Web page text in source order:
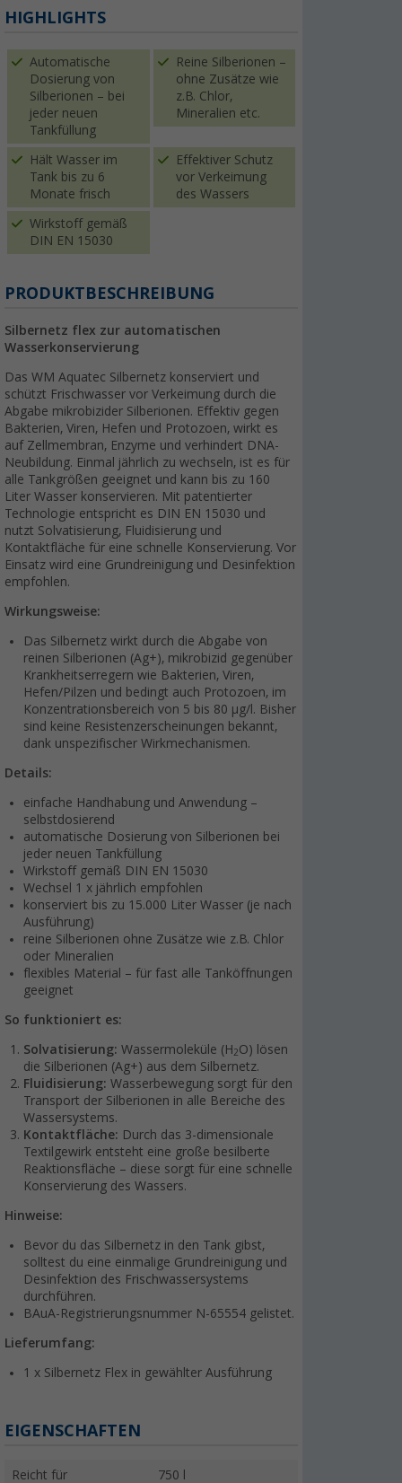
HIGHLIGHTS
Automatische
Dosierung von
Silberionen – bei
jeder neuen
Tankfüllung
Reine Silberionen –
ohne Zusätze wie
z.B. Chlor,
Mineralien etc.
Hält Wasser im
Tank bis zu 6
Monate frisch
Effektiver Schutz
vor Verkeimung
des Wassers
Wirkstoff gemäß
DIN EN 15030
PRODUKTBESCHREIBUNG
Silbernetz flex zur automatischen
Wasserkonservierung
Das WM Aquatec Silbernetz konserviert und
schützt Frischwasser vor Verkeimung durch die
Abgabe mikrobizider Silberionen. Effektiv gegen
Bakterien, Viren, Hefen und Protozoen, wirkt es
auf Zellmembran, Enzyme und verhindert DNA-
Neubildung. Einmal jährlich zu wechseln, ist es für
alle Tankgrößen geeignet und kann bis zu 160
Liter Wasser konservieren. Mit patentierter
Technologie entspricht es DIN EN 15030 und
nutzt Solvatisierung, Fluidisierung und
Kontaktfläche für eine schnelle Konservierung. Vor
Einsatz wird eine Grundreinigung und Desinfektion
empfohlen.
Wirkungsweise:
Das Silbernetz wirkt durch die Abgabe von
reinen Silberionen (Ag+), mikrobizid gegenüber
Krankheitserregern wie Bakterien, Viren,
Hefen/Pilzen und bedingt auch Protozoen, im
Konzentrationsbereich von 5 bis 80 µg/l. Bisher
sind keine Resistenzerscheinungen bekannt,
dank unspezifischer Wirkmechanismen.
Details:
einfache Handhabung und Anwendung –
selbstdosierend
automatische Dosierung von Silberionen bei
jeder neuen Tankfüllung
Wirkstoff gemäß DIN EN 15030
Wechsel 1 x jährlich empfohlen
konserviert bis zu 15.000 Liter Wasser (je nach
Ausführung)
reine Silberionen ohne Zusätze wie z.B. Chlor
oder Mineralien
flexibles Material – für fast alle Tanköffnungen
geeignet
So funktioniert es:
Solvatisierung: Wassermoleküle (H2O) lösen
die Silberionen (Ag+) aus dem Silbernetz.
Fluidisierung: Wasserbewegung sorgt für den
Transport der Silberionen in alle Bereiche des
Wassersystems.
Kontaktfläche: Durch das 3-dimensionale
Textilgewirk entsteht eine große besilberte
Reaktionsfläche – diese sorgt für eine schnelle
Konservierung des Wassers.
Hinweise:
Bevor du das Silbernetz in den Tank gibst,
solltest du eine einmalige Grundreinigung und
Desinfektion des Frischwassersystems
durchführen.
BAuA-Registrierungsnummer N-65554 gelistet.
Lieferumfang:
1 x Silbernetz Flex in gewählter Ausführung
EIGENSCHAFTEN
Reicht für
750 l